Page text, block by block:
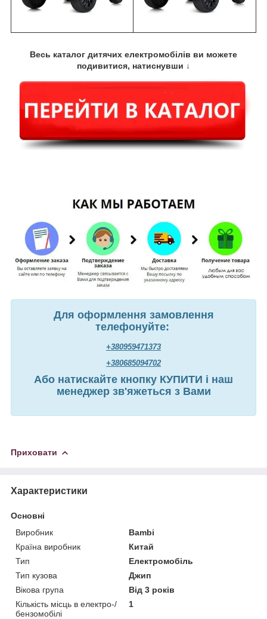
Весь каталог дитячих електромобілів ви можете
подивитися, натиснувши ↓
Для оформлення замовлення
телефонуйте:
+380959471373
+380685094702
Або натискайте кнопку КУПИТИ і наш
менеджер зв'яжеться з Вами
Приховати
Характеристики
Основні
Виробник
Bambi
Країна виробник
Китай
Тип
Електромобіль
Тип кузова
Джип
Вікова група
Від 3 років
Кількість місць в електро-/
бензомобілі
1